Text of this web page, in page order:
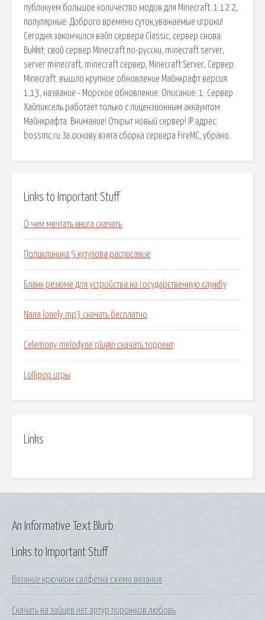
публикуем большое количество модов для Minecraft. 1.12.2,
популярные. Доброго времени суток,уважаемые игроки!
Сегодня закончился вайп сервера Classic, сервер снова.
Bukkit: свой сервер Minecraft по-русски, minecraft server,
server minecraft, minecraft сервер, Minecraft Server, Сервер
Minecraft. вышло крупное обновление Майнкрафт версия
1.13, название - Морское обновление. Описание: 1. Сервер
Хайпиксель работает только с лицензионным аккаунтом
Майнкрафта. Внимание! Открыт новый сервер! IP адрес:
bossmc.ru За основу взята сборка сервера FireMC, убрано.
Links to Important Stuff
О чем мечтать книга скачать
Поликлиника 5 кутузова расписание
Бланк резюме для устройства на государственную службу
Nana lonely mp3 скачать бесплатно
Celemony melodyne plugin скачать торрент
Lollipop игры
Links
Links to Important Stuff
Вязание крючком салфетка схема вязания
Скачать на зайцев нет артур пирожков любовь
An Informative Text Blurb